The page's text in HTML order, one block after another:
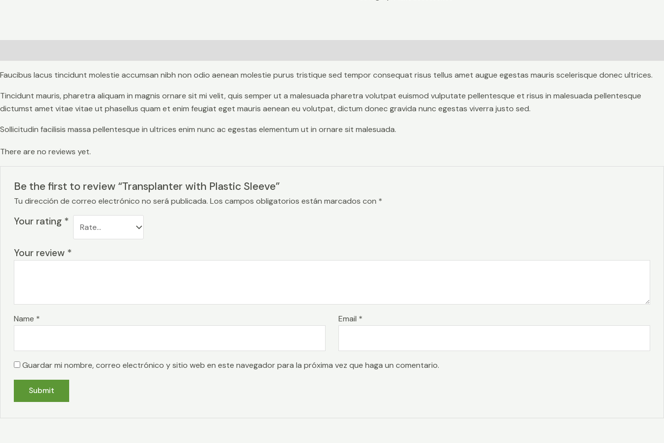
Sleeve
Faucibus lacus tincidunt molestie accumsan nibh non odio aenean molestie purus tristique sed tempor consequat risus tellus amet augue egestas mauris scelerisque donec ultrices.
Tincidunt mauris, pharetra aliquam in magnis ornare sit mi velit, quis semper ut a malesuada pharetra volutpat euismod vulputate pellentesque et risus in malesuada pellentesque
dictumst amet vitae vitae ut phasellus quam et enim feugiat eget mauris aenean eu volutpat, dictum donec gravida nunc egestas viverra justo sed.
Sollicitudin facilisis massa pellentesque in ultrices enim nunc ac egestas elementum ut in ornare sit malesuada.
There are no reviews yet.
Be the first to review “Transplanter with Plastic Sleeve”
Tu dirección de correo electrónico no será publicada. Los campos obligatorios están marcados con *
Your rating *
Your review *
Name * Email *
Guardar mi nombre, correo electrónico y sitio web en este navegador para la próxima vez que haga un comentario.